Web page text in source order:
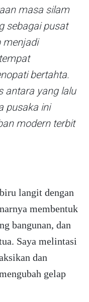
masa silam
sebagai pusat
menjadi
bertahta.
antara yang lalu
pusaka ini
modern terbit
langit dengan
membentuk
bangunan, dan
Saya melintasi
dan
gelap